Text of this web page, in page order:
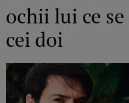
ochii lui ce
cei doi